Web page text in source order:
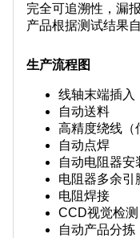
完全可追溯性，漏
产品根据测试结果
生产流程图
线轴末端插入
自动送料
高精度绕线（
自动点焊
自动电阻器安
电阻器多余引
电阻焊接
CCD视觉检测
自动产品分拣